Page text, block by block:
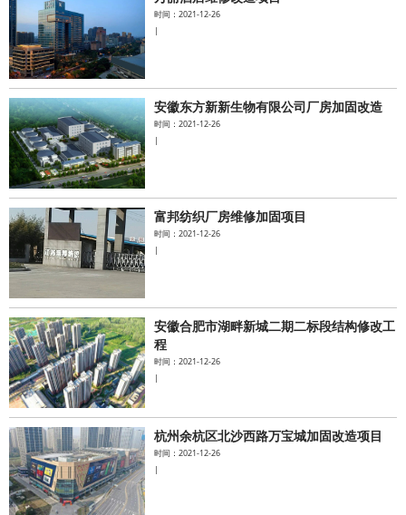
时间：2021-12-26
|
安徽东方新新生物有限公司厂房加固改造
时间：2021-12-26
|
富邦纺织厂房维修加固项目
时间：2021-12-26
|
安徽合肥市湖畔新城二期二标段结构修改工
程
时间：2021-12-26
|
杭州余杭区北沙西路万宝城加固改造项目
时间：2021-12-26
|